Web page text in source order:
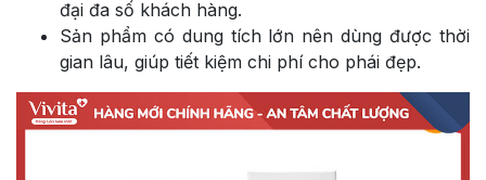
đại đa số khách hàng.
Sản phẩm có dung tích lớn nên dùng được thời
gian lâu, giúp tiết kiệm chi phí cho phái đẹp.